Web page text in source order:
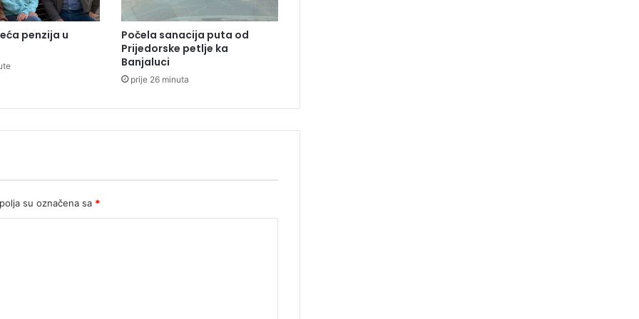
u
r
a
u
n
j
penzija u
Počela sanacija puta od
Prijedorske petlje ka
Banjaluci
prije 26 minuta
su označena sa *